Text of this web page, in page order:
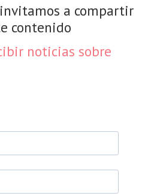
a compartir
contenido
noticias sobre